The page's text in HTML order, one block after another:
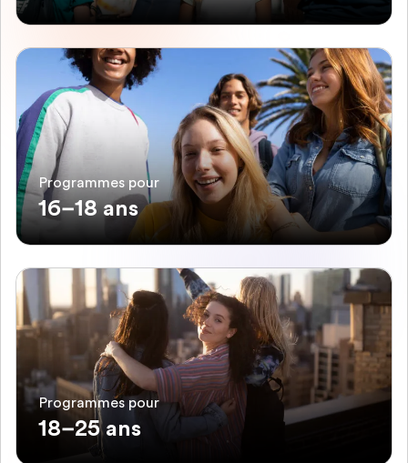
Programmes pour
16–18 ans
Programmes pour
18–25 ans